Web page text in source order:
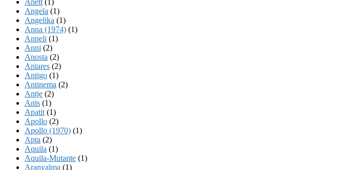
Angela (1)
Angelika (1)
Anna (1974) (1)
Anneli (1)
Anni (2)
Anosta (2)
Antares (2)
Antigo (1)
Antinema (2)
Antje (2)
Ants (1)
Apatit (1)
Apollo (2)
Apollo (1970) (1)
Apta (2)
Aquila (1)
Aquila-Mutante (1)
Aranyalma (1)